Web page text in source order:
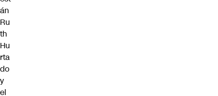
án
Ru
th
Hu
rta
do
y
el